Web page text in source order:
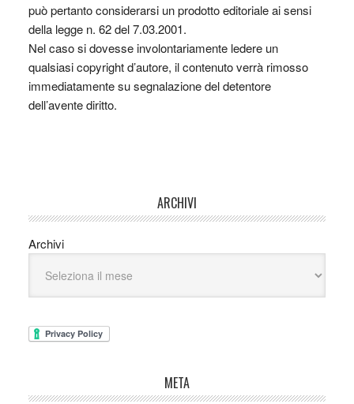
può pertanto considerarsi un prodotto editoriale ai sensi
della legge n. 62 del 7.03.2001.
Nel caso si dovesse involontariamente ledere un
qualsiasi copyright d’autore, il contenuto verrà rimosso
immediatamente su segnalazione del detentore
dell’avente diritto.
ARCHIVI
Archivi
META